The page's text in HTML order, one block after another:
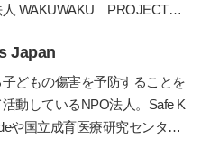
WAKUWAKU PROJECT
イベートレッスンやワークシ
士や教諭を対象にした講座を
る。著書に『発達障害のある子
になる方法』（学苑社）、
Japan
どもの傷害を予防することを
動しているNPO法人。Safe Ki
や国立成育医療研究センタ